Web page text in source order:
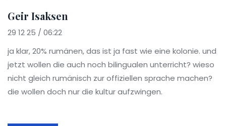
Geir Isaksen
29 12 25 / 06:22
ja klar, 20% rumänen, das ist ja fast wie eine kolonie. und
jetzt wollen die auch noch bilingualen unterricht? wieso
nicht gleich rumänisch zur offiziellen sprache machen?
die wollen doch nur die kultur aufzwingen.